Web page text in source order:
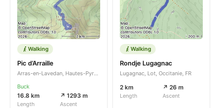
Walking
Pic d’Arraille
Arras-en-Lavedan, Hautes-Pyrénées, Occitanie, FR
Buck
16.8 km
Length
↗ 1293 m
Ascent
Walking
Rondje Lugagnac
Lugagnac, Lot, Occitanie, FR
2 km
Length
↗ 26 m
Ascent